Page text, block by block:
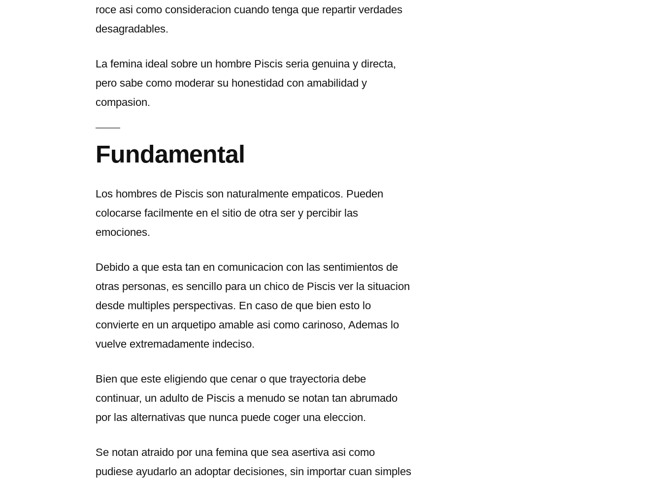
roce asi­ como consideracion cuando tenga que repartir verdades
desagradables.
La femina ideal sobre un hombre Piscis seri­a genuina y directa,
pero sabe como moderar su honestidad con amabilidad y
compasion.
Fundamental
Los hombres de Piscis son naturalmente empaticos. Pueden
colocarse facilmente en el sitio de otra ser y percibir las
emociones.
Debido a que esta tan en comunicacion con las sentimientos de
otras personas, es sencillo para un chico de Piscis ver la situacion
desde multiples perspectivas. En caso de que bien esto lo
convierte en un arquetipo amable asi­ como carinoso, Ademas lo
vuelve extremadamente indeciso.
Bien que este eligiendo que cenar o que trayectoria debe
continuar, un adulto de Piscis a menudo se notan tan abrumado
por las alternativas que nunca puede coger una eleccion.
Se notan atraido por una femina que sea asertiva asi­ como
pudiese ayudarlo an adoptar decisiones, sin importar cuan simples